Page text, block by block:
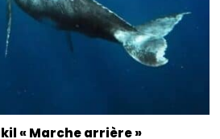
« Marche arrière »